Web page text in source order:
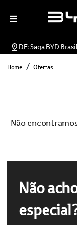
DF: Saga BYD
Home Ofertas
Não
Não